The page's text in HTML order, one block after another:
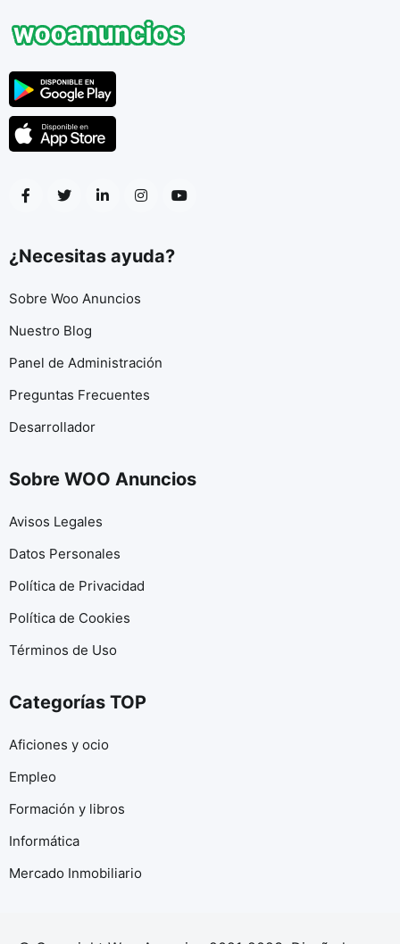
¿Necesitas ayuda?
Sobre Woo Anuncios
Nuestro Blog
Panel de Administración
Preguntas Frecuentes
Desarrollador
Sobre WOO Anuncios
Avisos Legales
Datos Personales
Política de Privacidad
Política de Cookies
Términos de Uso
Categorías TOP
Aficiones y ocio
Empleo
Formación y libros
Informática
Mercado Inmobiliario